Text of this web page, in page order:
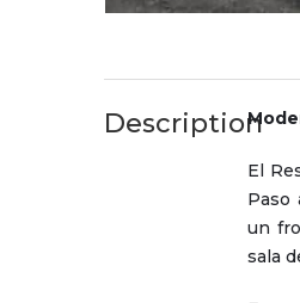
Description
El
Paso
un
sala